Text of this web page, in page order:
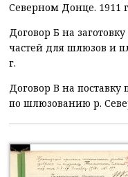
Северном Донце. 1911
Договор Б на
частей для шлюзов и
г.
Договор В на поставку
по шлюзованию р.